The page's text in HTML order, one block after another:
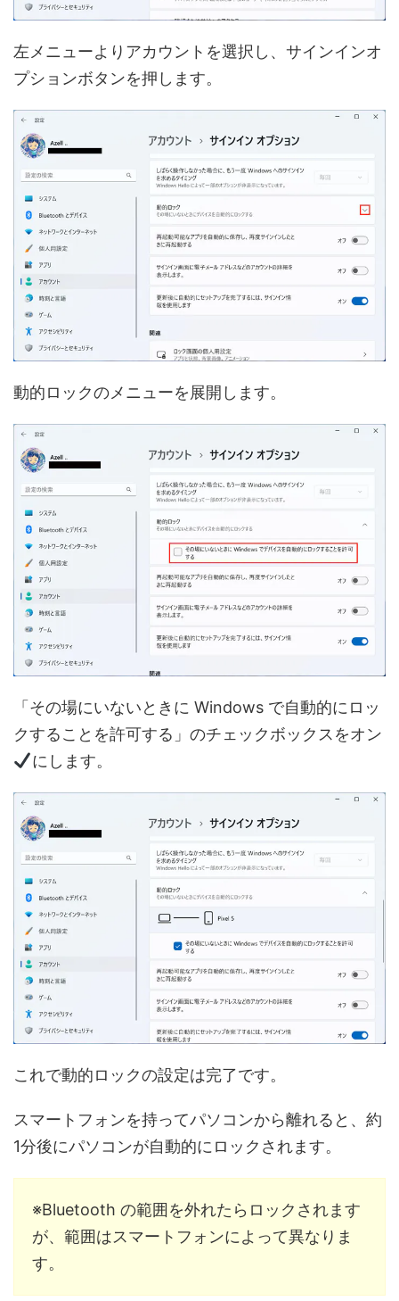
左メニューよりアカウントを選択し、サインインオ
プションボタンを押します。
動的ロックのメニューを展開します。
「その場にいないときに Windows で自動的にロッ
クすることを許可する」のチェックボックスをオン
にします。
これで動的ロックの設定は完了です。
スマートフォンを持ってパソコンから離れると、約
1分後にパソコンが自動的にロックされます。
※Bluetooth の範囲を外れたらロックされます
が、範囲はスマートフォンによって異なりま
す。